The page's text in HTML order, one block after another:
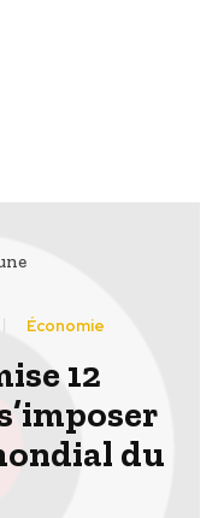
Économie
12
du